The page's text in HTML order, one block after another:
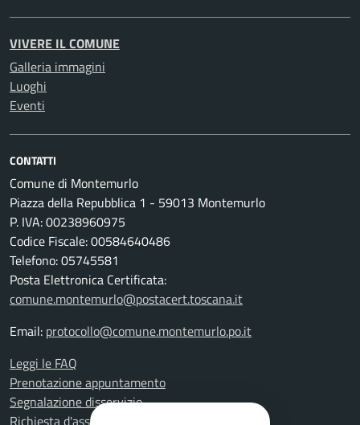
VIVERE IL COMUNE
Galleria immagini
Luoghi
Eventi
CONTATTI
Comune di Montemurlo
Piazza della Repubblica 1 - 59013 Montemurlo
P. IVA: 00238960975
Codice Fiscale: 00584640486
Telefono: 05745581
Posta Elettronica Certificata:
comune.montemurlo@postacert.toscana.it
Email: protocollo@comune.montemurlo.po.it
Leggi le FAQ
Prenotazione appuntamento
Segnalazione disservizio
Richiesta d'assistenza